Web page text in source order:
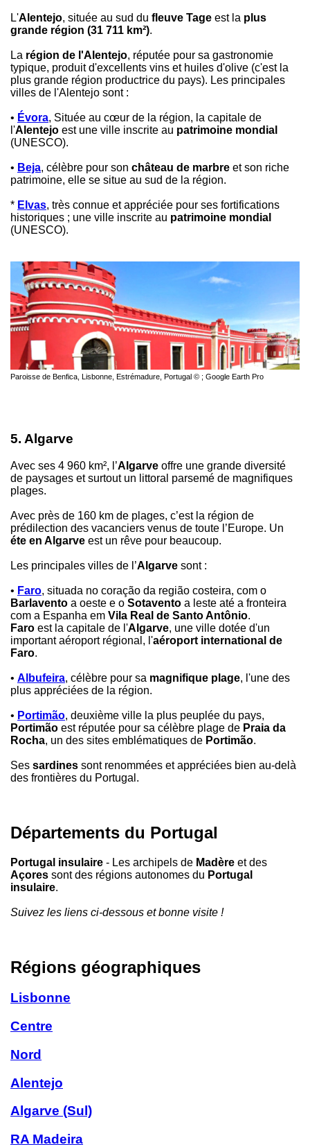
L'Alentejo, située au sud du fleuve Tage est la plus
grande région (31 711 km²).
La région de l'Alentejo, réputée pour sa gastronomie
typique, produit d'excellents vins et huiles d'olive (c'est la
plus grande région productrice du pays). Les principales
villes de l'Alentejo sont :
• Évora, Située au cœur de la région, la capitale de
l'Alentejo est une ville inscrite au patrimoine mondial
(UNESCO).
• Beja, célèbre pour son château de marbre et son riche
patrimoine, elle se situe au sud de la région.
* Elvas, très connue et appréciée pour ses fortifications
historiques ; une ville inscrite au patrimoine mondial
(UNESCO).
Paroisse de Benfica, Lisbonne, Estrémadure, Portugal © ; Google Earth Pro
5. Algarve
Avec ses 4 960 km², l’Algarve offre une grande diversité
de paysages et surtout un littoral parsemé de magnifiques
plages.
Avec près de 160 km de plages, c’est la région de
prédilection des vacanciers venus de toute l’Europe. Un
éte en Algarve est un rêve pour beaucoup.
Les principales villes de l’Algarve sont :
• Faro, situada no coração da região costeira, com o
Barlavento a oeste e o Sotavento a leste até a fronteira
com a Espanha em Vila Real de Santo Antônio.
Faro est la capitale de l'Algarve, une ville dotée d'un
important aéroport régional, l'aéroport international de
Faro.
• Albufeira, célèbre pour sa magnifique plage, l'une des
plus appréciées de la région.
• Portimão, deuxième ville la plus peuplée du pays,
Portimão est réputée pour sa célèbre plage de Praia da
Rocha, un des sites emblématiques de Portimão.
Ses sardines sont renommées et appréciées bien au-delà
des frontières du Portugal.
Départements du Portugal
Portugal insulaire - Les archipels de Madère et des
Açores sont des régions autonomes du Portugal
insulaire.
Suivez les liens ci-dessous et bonne visite !
Régions géographiques
Lisbonne
Centre
Nord
Alentejo
Algarve (Sul)
RA Madeira